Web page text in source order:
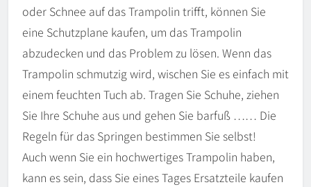
oder Schnee auf das Trampolin trifft, können Sie
eine Schutzplane kaufen, um das Trampolin
abzudecken und das Problem zu lösen. Wenn das
Trampolin schmutzig wird, wischen Sie es einfach mit
einem feuchten Tuch ab. Tragen Sie Schuhe, ziehen
Sie Ihre Schuhe aus und gehen Sie barfuß …… Die
Regeln für das Springen bestimmen Sie selbst!
Auch wenn Sie ein hochwertiges Trampolin haben,
kann es sein, dass Sie eines Tages Ersatzteile kaufen